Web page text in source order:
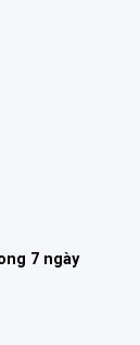
7 ngày